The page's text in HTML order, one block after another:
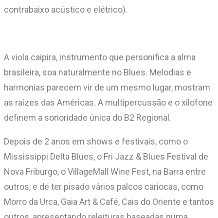
contrabaixo acústico e elétrico).
A viola caipira, instrumento que personifica a alma
brasileira, soa naturalmente no Blues. Melodias e
harmonias parecem vir de um mesmo lugar, mostram
as raízes das Américas. A multipercussão e o xilofone
definem a sonoridade única do B2 Regional.
Depois de 2 anos em shows e festivais, como o
Mississippi Delta Blues, o Fri Jazz & Blues Festival de
Nova Friburgo, o VillageMall Wine Fest, na Barra entre
outros, e de ter pisado vários palcos cariocas, como
Morro da Urca, Gaia Art & Café, Cais do Oriente e tantos